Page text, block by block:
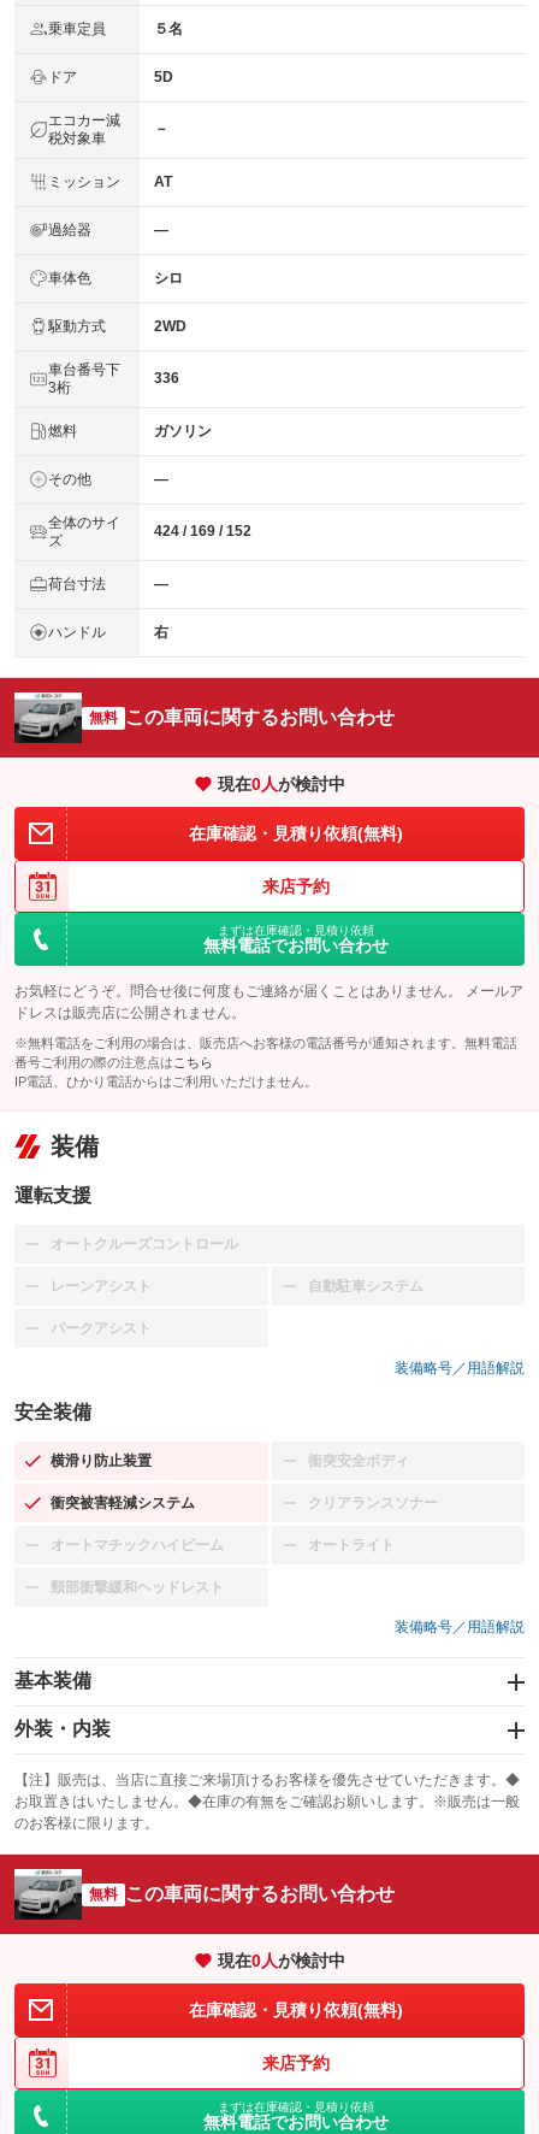
乗車定員 ５名
ドア 5D
エコカー減
税対象車
－
ミッション AT
過給器 ―
車体色 シロ
駆動方式 2WD
車台番号下
3桁
336
燃料 ガソリン
その他 ―
全体のサイ
ズ
424 / 169 / 152
荷台寸法 ―
ハンドル 右
無料 この車両に関するお問い合わせ
現在0人が検討中
在庫確認・見積り依頼(無料)
来店予約
まずは在庫確認・見積り依頼
無料電話でお問い合わせ
お気軽にどうぞ。問合せ後に何度もご連絡が届くことはありません。 メールア
ドレスは販売店に公開されません。
※無料電話をご利用の場合は、販売店へお客様の電話番号が通知されます。無料電話
番号ご利用の際の注意点は こちら
IP電話、ひかり電話からはご利用いただけません。
装備
運転支援
オートクルーズコントロール
：装備なし
レーンアシスト
：装備なし 自動駐車システム
：装備なし
パークアシスト
：装備なし
装備略号／用語解説
安全装備
横滑り防止装置
：装備あり 衝突安全ボディ
：装備なし
衝突被害軽減システム
：装備あり クリアランスソナー
：装備なし
オートマチックハイビーム
：装備なし オートライト
：装備なし
頸部衝撃緩和ヘッドレスト
：装備なし
装備略号／用語解説
基本装備
エアバッグ：運転席/助手席
：装備あり
：装備なし
サンルーフ
：装備なし ABS
エアコン
：装備あり Wエアコン
：装備なし
リフトアップ
：装備なし パワーステアリング
：装備あり
ダウンヒルアシストコントロール
：装備あり ：装備なし
アイドリングストップ
：装備なし ドライブレコーダー
USB入力端子 Bluetooth接続
：装備なし
100V電源
：装備なし クリーンディーゼル
：装備なし
外装・内装
カーナビ：メモリーナビ他
：装備あり
TV：ワンセグ
：装備あり
オーディオ：CDまたはCDチェンジャー／ミュージックプレイヤー接続
可
：装備あり
ビジュアル
：装備なし
革シート
：装備なし
キーレス
：装備あり ：装備なし
HID(キセノンライト)
：装備なし ポータブルナビ
バックカメラ
：装備なし ETC
：装備あり
【注】販売は、当店に直接ご来場頂けるお客様を優先させていただきます。◆
お取置きはいたしません。◆在庫の有無をご確認お願いします。※販売は一般
のお客様に限ります。
無料 この車両に関するお問い合わせ
現在0人が検討中
在庫確認・見積り依頼(無料)
来店予約
まずは在庫確認・見積り依頼
無料電話でお問い合わせ